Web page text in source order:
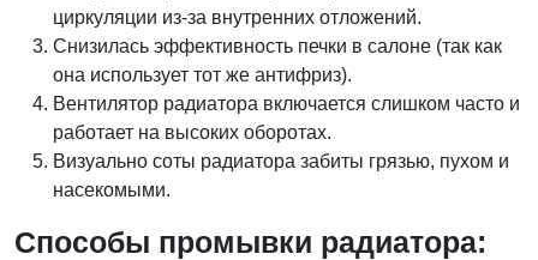
циркуляции из-за внутренних отложений.
Снизилась эффективность печки в салоне (так как
она использует тот же антифриз).
Вентилятор радиатора включается слишком часто и
работает на высоких оборотах.
Визуально соты радиатора забиты грязью, пухом и
насекомыми.
Способы промывки радиатора: